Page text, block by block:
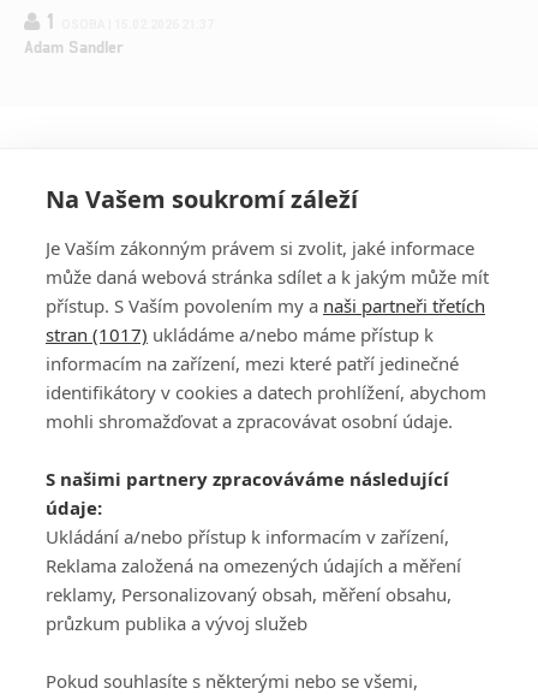
1
Adam Sandler
PŘIHLÁSIT
REGISTROVAT
DISKUZE
Šéfredaktorkou webu jePetr Slavík, e-mailserialy@fandimefilmu.cz
Máte-li zájem o inzerci na našem webu napište nám na e-mail
studio@koncal.com
Ochrana osobních údajů|Zásady používání cookies |Pravidla webu
Upravit nastavení soukromí
Na Vašem soukromí záleží
Je Vaším zákonným právem si zvolit, jaké informace
může daná webová stránka sdílet a k jakým může mít
přístup. S Vaším povolením my a naši partneři třetích
stran (1017) ukládáme a/nebo máme přístup k
informacím na zařízení, mezi které patří jedinečné
identifikátory v cookies a datech prohlížení, abychom
mohli shromažďovat a zpracovávat osobní údaje.
S našimi partnery zpracováváme následující
údaje:
Ukládání a/nebo přístup k informacím v zařízení,
Reklama založená na omezených údajích a měření
reklamy, Personalizovaný obsah, měření obsahu,
průzkum publika a vývoj služeb
Pokud souhlasíte s některými nebo se všemi,